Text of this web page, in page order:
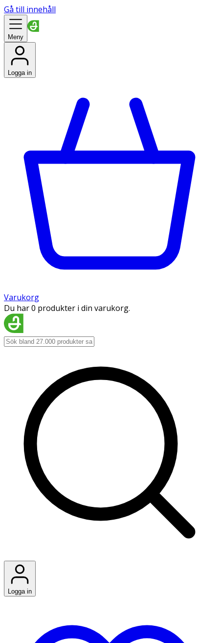
Gå till innehåll
Meny
Logga in
Varukorg
Du har 0 produkter i din varukorg.
Logga in